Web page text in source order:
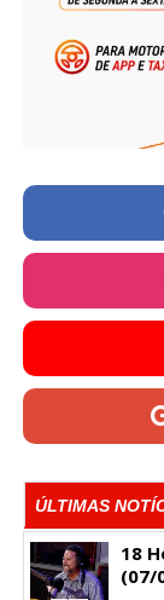
ÚLTIMAS
18
(07/